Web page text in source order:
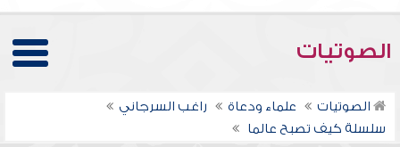
الصوتيات
الصوتيات علماء ودعاة
راغب السرجاني
سلسلة كيف تصبح عالما